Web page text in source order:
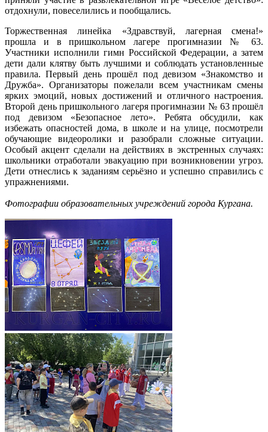
отдохнули, повеселились и пообщались.
Торжественная линейка «Здравствуй, лагерная смена!»
прошла и в пришкольном лагере прогимназии № 63.
Участники исполнили гимн Российской Федерации, а затем
дети дали клятву быть лучшими и соблюдать установленные
правила. Первый день прошёл под девизом «Знакомство и
Дружба». Организаторы пожелали всем участникам смены
ярких эмоций, новых достижений и отличного настроения.
Второй день пришкольного лагеря прогимназии № 63 прошёл
под девизом «Безопасное лето». Ребята обсудили, как
избежать опасностей дома, в школе и на улице, посмотрели
обучающие видеоролики и разобрали сложные ситуации.
Особый акцент сделали на действиях в экстренных случаях:
школьники отработали эвакуацию при возникновении угроз.
Дети отнеслись к заданиям серьёзно и успешно справились с
упражнениями.
Фотографии образовательных учреждений города Кургана.